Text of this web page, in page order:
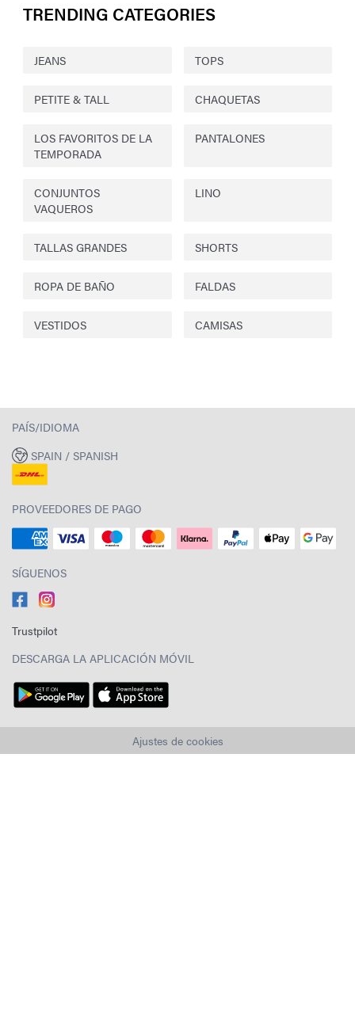
TRENDING CATEGORIES
JEANS TOPS
PETITE & TALL CHAQUETAS
LOS FAVORITOS DE LA
TEMPORADA
PANTALONES
CONJUNTOS
VAQUEROS
LINO
TALLAS GRANDES SHORTS
ROPA DE BAÑO FALDAS
VESTIDOS CAMISAS
PAÍS/IDIOMA
SPAIN / SPANISH
PROVEEDORES DE PAGO
SÍGUENOS
Trustpilot
DESCARGA LA APLICACIÓN MÓVIL
Ajustes de cookies